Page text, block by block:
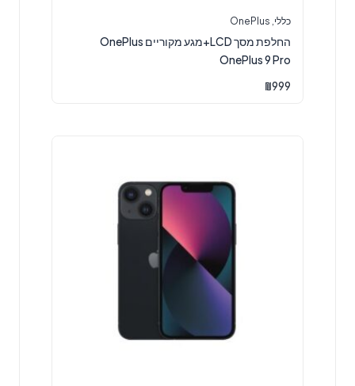
כללי OnePlus
החלפת מסך LCD+מגע מקוריים OnePlus
OnePlus 9 Pro
₪999